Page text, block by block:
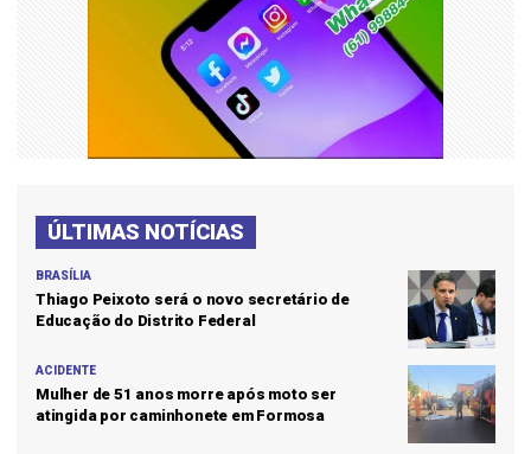
ÚLTIMAS NOTÍCIAS
BRASÍLIA
Thiago Peixoto será o novo secretário de
Educação do Distrito Federal
ACIDENTE
Mulher de 51 anos morre após moto ser
atingida por caminhonete em Formosa